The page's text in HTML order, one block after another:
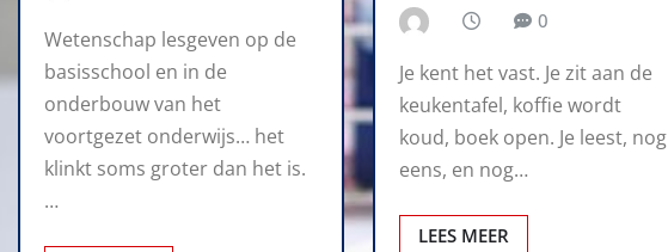
Wetenschap lesgeven op de
basisschool en in de
onderbouw van het
voortgezet onderwijs… het
klinkt soms groter dan het is.
…
0
Je kent het vast. Je zit aan de
keukentafel, koffie wordt
koud, boek open. Je leest, nog
eens, en nog…
LEES MEER